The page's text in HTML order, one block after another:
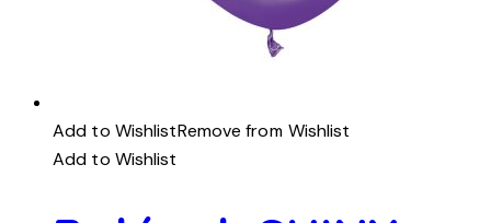
Add to WishlistRemove from Wishlist
Add to Wishlist